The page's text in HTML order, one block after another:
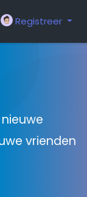
Registreer
vrienden